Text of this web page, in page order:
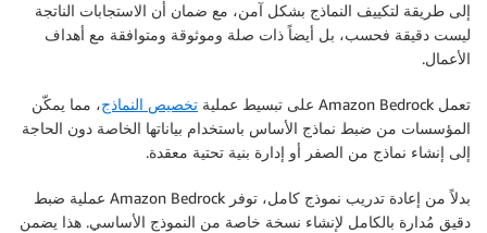
إلى طريقة لتكييف النماذج بشكل آمن، مع ضمان أن الاستجابات الناتجة
ليست دقيقة فحسب، بل أيضاً ذات صلة وموثوقة ومتوافقة مع أهداف
الأعمال.
تعمل Amazon Bedrock على تبسيط عملية تخصيص النماذج، مما يمكّن
المؤسسات من ضبط نماذج الأساس باستخدام بياناتها الخاصة دون الحاجة
إلى إنشاء نماذج من الصفر أو إدارة بنية تحتية معقدة.
بدلاً من إعادة تدريب نموذج كامل، توفر Amazon Bedrock عملية ضبط
دقيق مُدارة بالكامل لإنشاء نسخة خاصة من النموذج الأساسي. هذا يضمن